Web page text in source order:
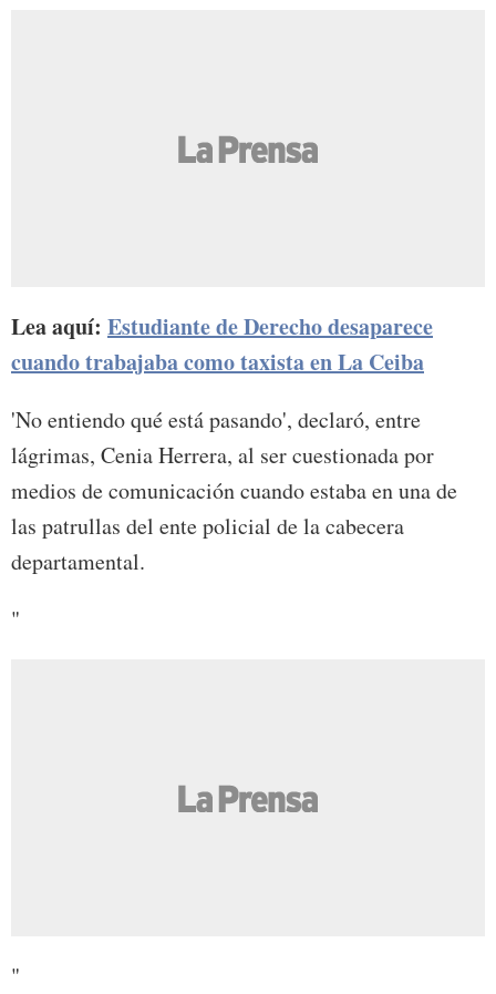
Lea aquí: Estudiante de Derecho desaparece
cuando trabajaba como taxista en La Ceiba
'No entiendo qué está pasando', declaró, entre
lágrimas, Cenia Herrera, al ser cuestionada por
medios de comunicación cuando estaba en una de
las patrullas del ente policial de la cabecera
departamental.
"
"